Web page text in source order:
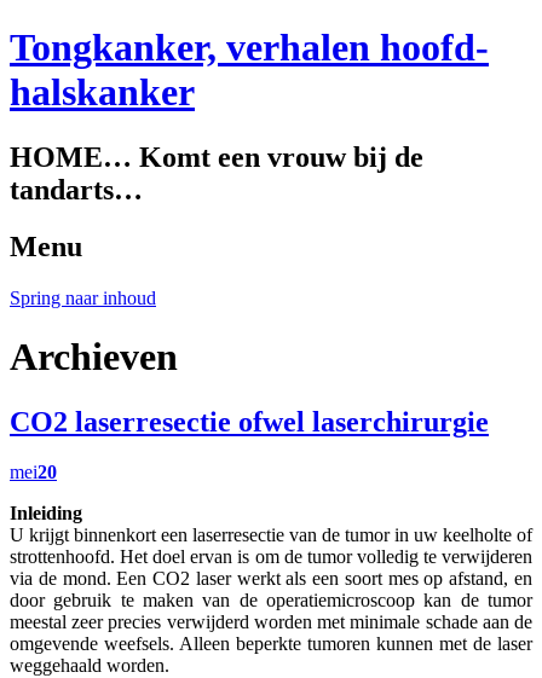
Tongkanker, verhalen hoofd-
halskanker
HOME… Komt een vrouw bij de
tandarts…
Menu
Spring naar inhoud
Archieven
CO2 laserresectie ofwel laserchirurgie
mei20
Inleiding
U krijgt binnenkort een laserresectie van de tumor in uw keelholte of
strottenhoofd. Het doel ervan is om de tumor volledig te verwijderen
via de mond. Een CO2 laser werkt als een soort mes op afstand, en
door gebruik te maken van de operatiemicroscoop kan de tumor
meestal zeer precies verwijderd worden met minimale schade aan de
omgevende weefsels. Alleen beperkte tumoren kunnen met de laser
weggehaald worden.